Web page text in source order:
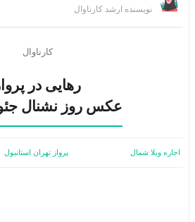
نویسنده ارشد کارناوال
کارناوال
عکس روز نشنال
اجاره ویلا شمال پرواز تهران استانبول